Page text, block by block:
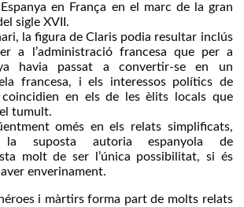
en França en el marc de la gran
sigle XVII.
la figura de Claris podia resultar inclús
a l’administració francesa que per a
havia passat a convertir-se en un
francesa, i els interessos polítics de
coincidien en els de les èlits locals que
tumult.
omés en els relats simplificats,
la suposta autoria espanyola de
molt de ser l’única possibilitat, si és
enverinament.
i màrtirs forma part de molts relats